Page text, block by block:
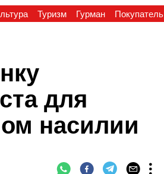
Туризм Гурман Покупатель
для
насилии